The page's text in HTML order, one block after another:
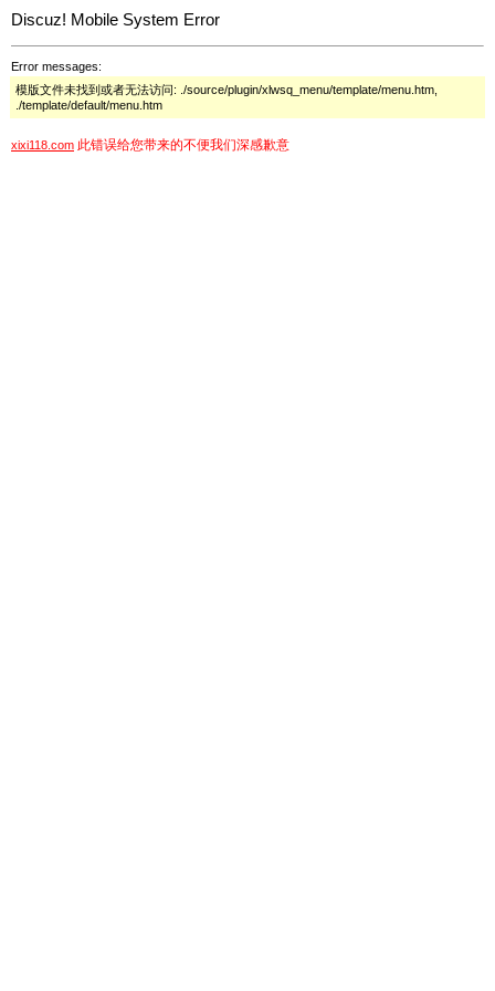
Discuz! Mobile System Error
Error messages:
模版文件未找到或者无法访问: ./source/plugin/xlwsq_menu/template/menu.htm,
./template/default/menu.htm
xixi118.com 此错误给您带来的不便我们深感歉意